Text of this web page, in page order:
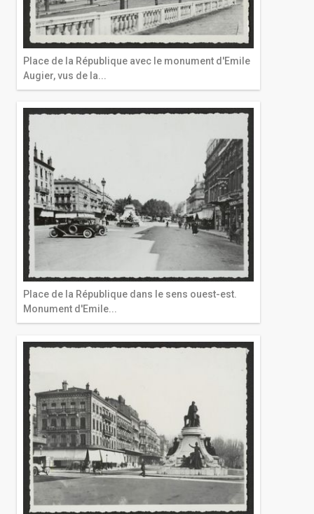
Place de la République avec le monument d'Emile
Augier, vus de la...
Place de la République dans le sens ouest-est.
Monument d'Emile...